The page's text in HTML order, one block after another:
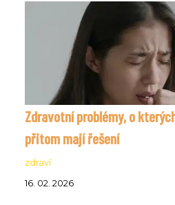
Zdravotní problémy, o
přitom mají řešení
zdraví
16. 02. 2026